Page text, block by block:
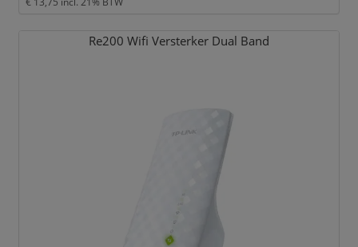
Re200 Wifi Versterker Dual Band